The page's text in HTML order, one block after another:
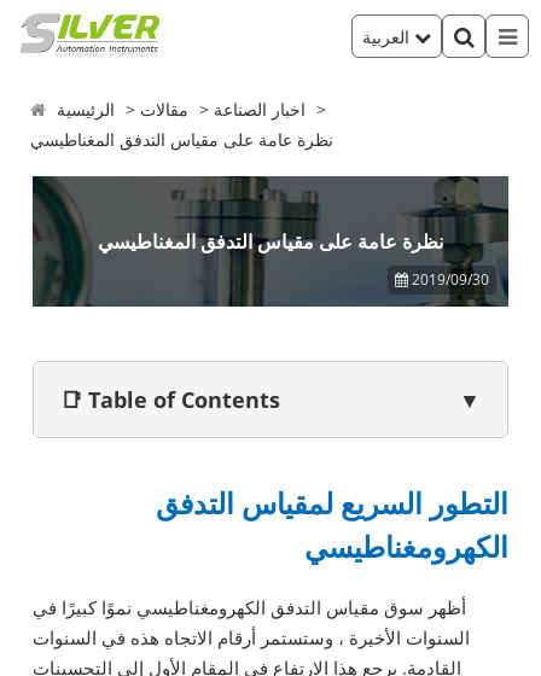
الرئيسية مقالات
اخبار الصناعة
نظرة عامة على مقياس التدفق المغناطيسي
نظرة عامة على مقياس التدفق المغناطيسي
2019/09/30
📑 Table of Contents ▼
التطور السريع لمقياس التدفق
الكهرومغناطيسي
أظهر سوق مقياس التدفق الكهرومغناطيسي نموًا كبيرًا في
السنوات الأخيرة ، وستستمر أرقام الاتجاه هذه في السنوات
القادمة. يرجع هذا الارتفاع في المقام الأول إلى التحسينات